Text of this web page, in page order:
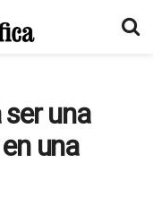
ser una
una